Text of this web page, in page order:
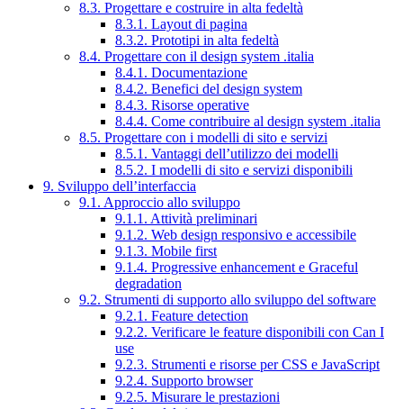
8.3. Progettare e costruire in alta fedeltà
8.3.1. Layout di pagina
8.3.2. Prototipi in alta fedeltà
8.4. Progettare con il design system .italia
8.4.1. Documentazione
8.4.2. Benefici del design system
8.4.3. Risorse operative
8.4.4. Come contribuire al design system .italia
8.5. Progettare con i modelli di sito e servizi
8.5.1. Vantaggi dell’utilizzo dei modelli
8.5.2. I modelli di sito e servizi disponibili
9. Sviluppo dell’interfaccia
9.1. Approccio allo sviluppo
9.1.1. Attività preliminari
9.1.2. Web design responsivo e accessibile
9.1.3. Mobile first
9.1.4. Progressive enhancement e Graceful
degradation
9.2. Strumenti di supporto allo sviluppo del software
9.2.1. Feature detection
9.2.2. Verificare le feature disponibili con Can I
use
9.2.3. Strumenti e risorse per CSS e JavaScript
9.2.4. Supporto browser
9.2.5. Misurare le prestazioni